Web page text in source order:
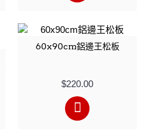
60x90cm鋁邊王松板
$220.00